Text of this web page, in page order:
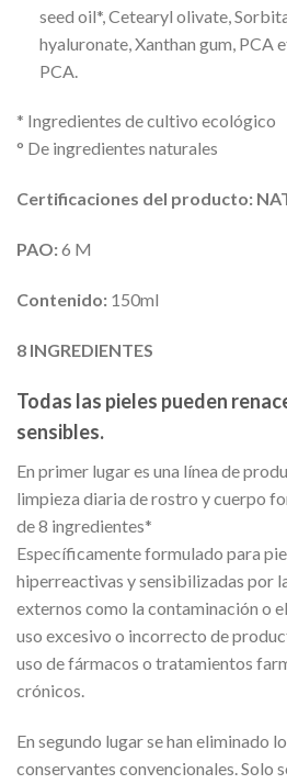
seed oil*, Cetearyl olivate,
hyaluronate, Xanthan gum, PCA
PCA.
* Ingredientes de cultivo ecológico
° De ingredientes naturales
Certificaciones del producto:
PAO:6 M
Contenido: 150ml
8 INGREDIENTES
Todas las pieles pueden
sensibles.
En primer lugar es una línea de
limpieza diaria de rostro y cuerpo
de 8 ingredientes*
Específicamente formulado para
hiperreactivas y sensibilizadas por
externos como la contaminación o
uso excesivo o incorrecto de
uso de fármacos o tratamientos
crónicos.
En segundo lugar se han eliminado
conservantes convencionales. Solo